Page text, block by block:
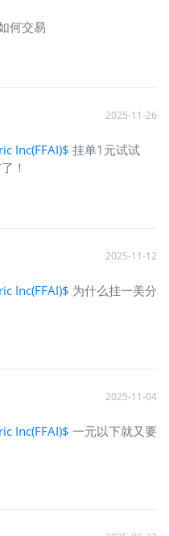
何交易
2025-11-26
Inc(FFAI)$ 挂单1元试试
！
2025-11-12
Inc(FFAI)$ 为什么挂一美分
2025-11-04
Inc(FFAI)$ 一元以下就又要